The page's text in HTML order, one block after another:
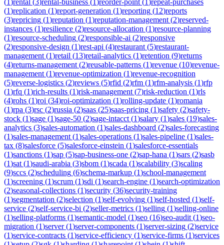
(1)replication (1)report-generation (1)reporting (12)reports
(3)repricing (1)reputation (1)reputation-management (2)reserved-
instances (1)resilience (2)resource-allocation (1)resource-planning
(1)resource-scheduling (2)responsible-ai (2)responsive
(2)responsive-design (1)rest-api (4)restaurant (5)restaurant-
management (1)retail (13)retail-analytics (1)retention (9)returns
(4)returns-management (2)reusable-patterns (1)revenue (10)revenue-
management (1)revenue-optimization (1)revenue-recognition
(5)reverse-logistics (2)reviews (5)rfid (2)rfm (1)rfm-analysis (1)rfp
(1)rfq (1)rich-results (1)risk-management (7)risk-reduction (1)rls
(4)rohs (1)roi (34)roi-optimization (1)rolling-update (1)romania
(1)rpa (3)rsc (2)russia (2)saas (25)saas-pricing (1)safety (2)safety-
stock (1)sage (1)sage-50 (2)sage-intacct (1)salary (1)sales (19)sales-
analytics (3)sales-automation (1)sales-dashboard (2)sales-forecasting
(1)sales-management (1)sales-operations (1)sales-pipeline (1)sales-
tax (8)salesforce (5)salesforce-einstein (1)salesforce-essentials
(1)sanctions (1)sap (5)sap-business-one (2)sap-hana (1)sars (2)sasb
(1)sat (1)saudi-arabia (3)sbom (1)scada (1)scalability (3)scaling
(9)sccs (2)scheduling (6)schema-markup (1)school-management
(1)screening (1)scrum (1)sdi (1)search-engine (1)search-optimization
(2)seasonal-collections (1)security (36)security-training
(1)segmentation (2)selection (1)self-evolving (1)self-hosted (1)self-
service (2)self-service-bi (2)seller-metrics (1)selling (1)selling-online
(1)selling-platforms (1)semantic-model (1)seo (16)seo-audit (1)seo-
migration (1)server(1)server-components (1)server-sizing (2)service
(1)service-contracts (1)service-efficiency (1)service-firms (1)services